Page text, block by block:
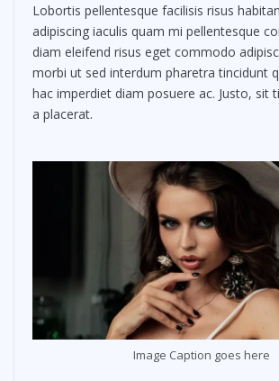
Lobortis pellentesque facilisis risus
adipiscing iaculis quam mi pellentesque
diam eleifend risus eget commodo
morbi ut sed interdum pharetra tincidunt
hac imperdiet diam posuere ac. Justo, sit
a placerat.
Image Caption goes here